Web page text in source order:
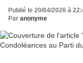
Publié le 20/04/2026 à
Par anonyme